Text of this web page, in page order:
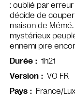
: oublié par
décide de
maison de
mystérieux
ennemi pire
Durée
1h21
Version
VO FR
Pays
France/